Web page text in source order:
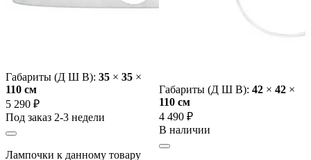
Габариты (Д Ш В): 35 × 35 ×
110 cм
5 290 ₽
Под заказ 2-3 недели
Габариты (Д Ш В): 42 × 42 ×
110 cм
4 490 ₽
В наличии
Лампочки к данному товару